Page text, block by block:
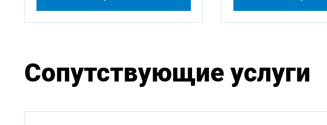
Сопутствующие услуги